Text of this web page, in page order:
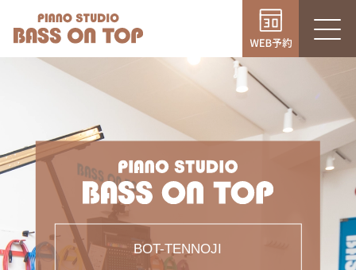
BOT-TENNOJI
天王寺店 神戸元町店
東 京
初めてのスタジオ
ベースオントップとは
選ばれる理由
ご利用案内
よくあるご質問BOT-TENNOJI